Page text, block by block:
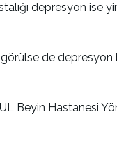
depresyon ise
görülse de
Beyin Hastanesi